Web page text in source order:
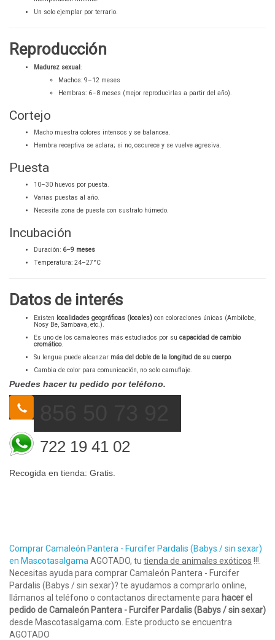
Un solo ejemplar por terrario.
Reproducción
Madurez sexual :
Machos: 9–12 meses
Hembras: 6–8 meses (mejor reproducirlas a partir del año).
Cortejo
Macho muestra colores intensos y se balancea.
Hembra receptiva se aclara; si no, oscurece y se vuelve agresiva.
Puesta
10–30 huevos por puesta.
Varias puestas al año.
Necesita zona de puesta con sustrato húmedo.
Incubación
Duración: 6–9 meses
Temperatura: 24–27°C
Datos de interés
Existen localidades geográficas (locales) con coloraciones únicas (Ambilobe,
Nosy Be, Sambava, etc.).
Es uno de los camaleones más estudiados por su capacidad de cambio
cromático.
Su lengua puede alcanzar más del doble de la longitud de su cuerpo.
Cambia de color para comunicación, no solo camuflaje.
Puedes hacer tu pedido por teléfono.
722 19 41 02
Recogida en tienda: Gratis.
Comprar Camaleón Pantera - Furcifer Pardalis (Babys / sin sexar)
en Mascotasalgama AGOTADO, tu tienda de animales exóticos !!!.
Necesitas ayuda para comprar Camaleón Pantera - Furcifer
Pardalis (Babys / sin sexar)? te ayudamos a comprarlo online,
llámanos al teléfono o contactanos directamente para hacer el
pedido de Camaleón Pantera - Furcifer Pardalis (Babys / sin sexar)
desde Mascotasalgama.com. Este producto se encuentra
AGOTADO